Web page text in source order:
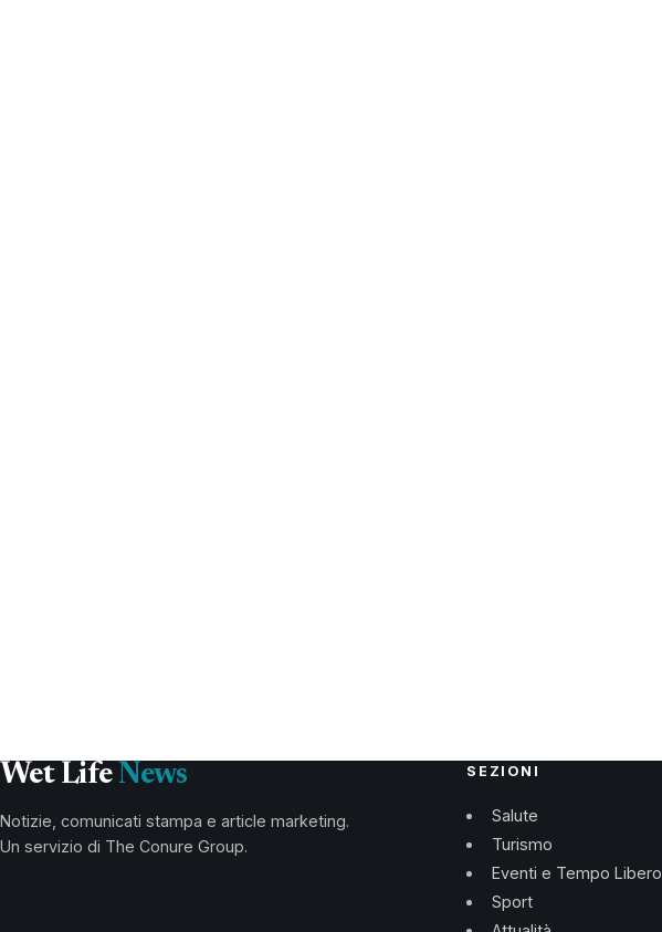
Wet Life News
Notizie, comunicati stampa e article marketing.
Un servizio di The Conure Group.
SEZIONI
Salute
Turismo
Eventi e Tempo Libero
Sport